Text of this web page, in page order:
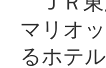
マリオ
るホテ